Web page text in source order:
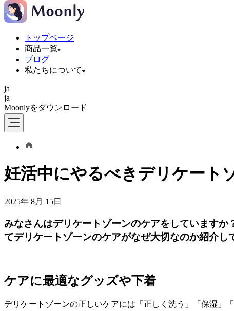
トップページ
商品一覧
ブログ
私たちについて
ja
ja
Moonlyをダウンロード
妊活中にやるべきデリケート
2025年 8月 15日
みなさんはデリケートゾーンのケアをしています
てデリケートゾーンのケアがなぜ大切なのか紹介し
ケアに最適なグッズや下着
デリケートゾーンの正しいケアには「正しく洗う」「保湿」